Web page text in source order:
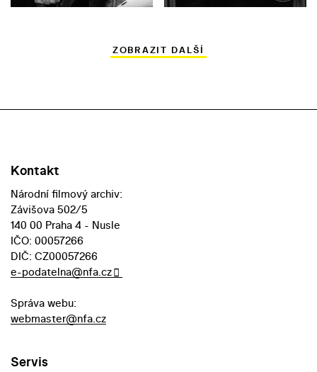
ZOBRAZIT DALŠÍ
Kontakt
Národní filmový archiv:
Závišova 502/5
140 00 Praha 4 - Nusle
IČO: 00057266
DIČ: CZ00057266
e-podatelna@nfa.cz
Správa webu:
webmaster@nfa.cz
Servis